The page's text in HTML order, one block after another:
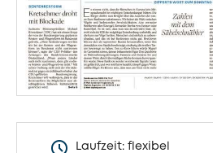
Laufzeit: flexibel